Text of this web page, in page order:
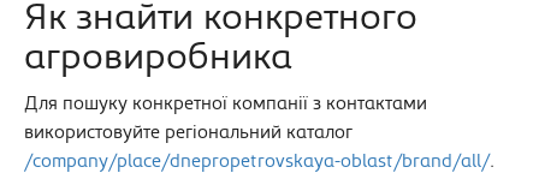
Як знайти конкретного
агровиробника
Для пошуку конкретної компанії з контактами
використовуйте регіональний каталог
/company/place/dnepropetrovskaya-oblast/brand/all/.